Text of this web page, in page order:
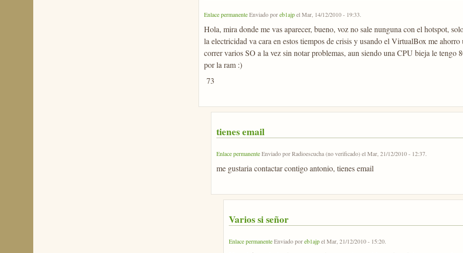
Enlace permanenteEnviado poreb1ajpelMar, 14/12/2010 - 19:33.
Hola, mira donde me vas aparecer, bueno, voz no sale nunguna con el hotspot,
la electricidad va cara en estos tiempos de crisis y usando el VirtualBox me
correr varios SO a la vez sin notar problemas, aun siendo una CPU bieja le tengo
por la ram :)
73
tienes email
Enlace permanenteEnviado porRadioescucha (no verificado)elMar, 21/12/2010 - 12:37.
me gustaria contactar contigo antonio, tienes email
Varios si señor
Enlace permanenteEnviado poreb1ajpelMar, 21/12/2010 - 15:20.